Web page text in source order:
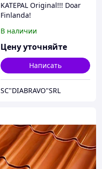
KATEPAL Original!!! Doar
Finlanda!
В наличии
Цену уточняйте
Написать
SC"DIABRAVO"SRL